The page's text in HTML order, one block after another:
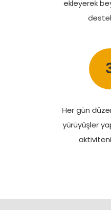
ekleyerek
Her gün
yürüyüşler